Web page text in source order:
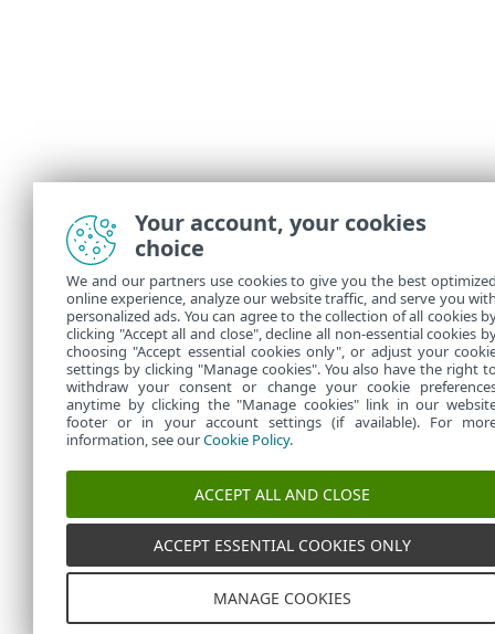
Your account, your cookies
choice
We and our partners use cookies to give you the best
online experience, analyze our website traffic, and serve you
personalized ads. You can agree to the collection of all cookies
clicking "Accept all and close", decline all non-essential cookies
choosing "Accept essential cookies only", or adjust your
settings by clicking "Manage cookies". You also have the right
withdraw your consent or change your cookie
anytime by clicking the "Manage cookies" link in our
footer or in your account settings (if available). For
information, see ourCookie Policy.
ACCEPT ALL AND CLOSE
ACCEPT ESSENTIAL COOKIES ONLY
MANAGE COOKIES